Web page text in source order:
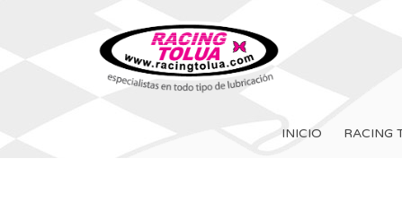
INICIO RACING